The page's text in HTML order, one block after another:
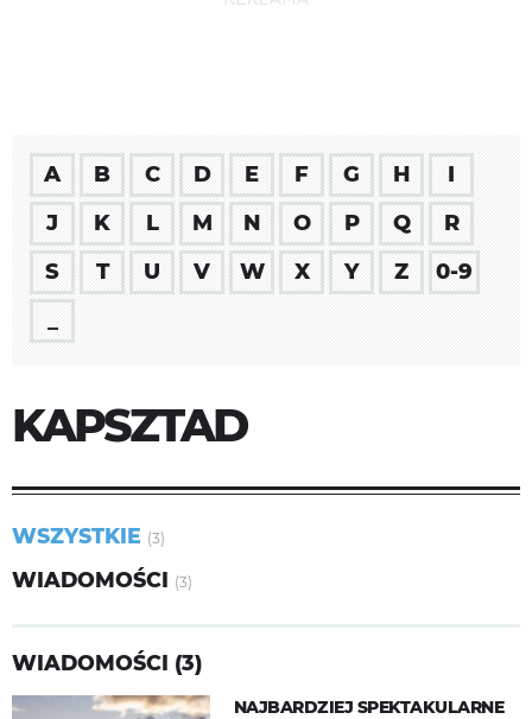
A B C D E F G H
I
J
K L M N O P Q
R
S
T U V W X Y Z
0-9
KAPSZTAD
WSZYSTKIE (3)
WIADOMOŚCI (3)
WIADOMOŚCI (3)
NAJBARDZIEJ SPEKTAKULARNE